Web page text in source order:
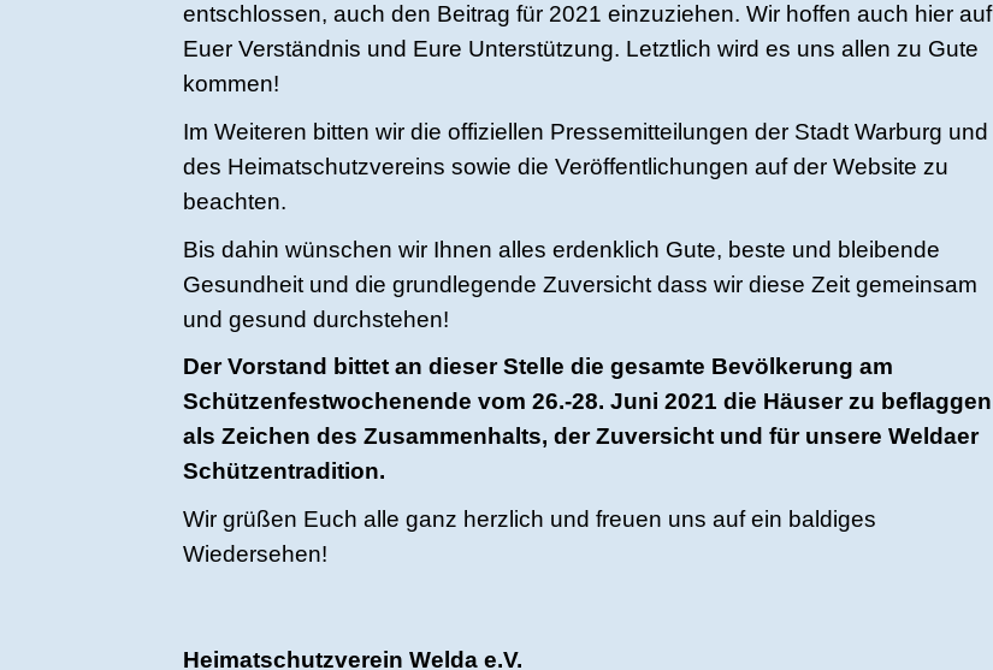
entschlossen, auch den Beitrag für 2021 einzuziehen. Wir hoffen auch hier auf
Euer Verständnis und Eure Unterstützung. Letztlich wird es uns allen zu Gute
kommen!
Im Weiteren bitten wir die offiziellen Pressemitteilungen der Stadt Warburg und
des Heimatschutzvereins sowie die Veröffentlichungen auf der Website zu
beachten.
Bis dahin wünschen wir Ihnen alles erdenklich Gute, beste und bleibende
Gesundheit und die grundlegende Zuversicht dass wir diese Zeit gemeinsam
und gesund durchstehen!
Der Vorstand bittet an dieser Stelle die gesamte Bevölkerung am
Schützenfestwochenende vom 26.-28. Juni 2021 die Häuser zu beflaggen
als Zeichen des Zusammenhalts, der Zuversicht und für unsere Weldaer
Schützentradition.
Wir grüßen Euch alle ganz herzlich und freuen uns auf ein baldiges
Wiedersehen!
Heimatschutzverein Welda e.V.